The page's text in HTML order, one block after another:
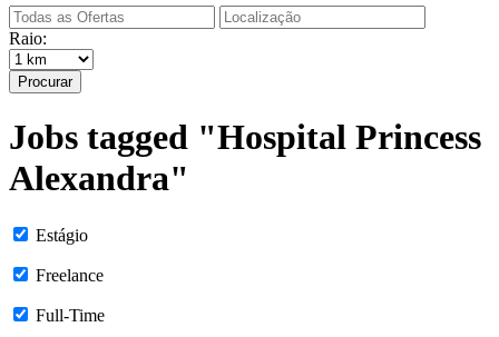
Raio:
Procurar
Jobs tagged "Hospital Princess
Alexandra"
Estágio
Freelance
Full-Time